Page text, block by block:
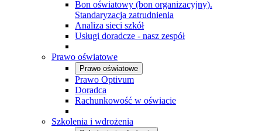
Bon oświatowy (bon organizacyjny).
Standaryzacja zatrudnienia
Analiza sieci szkół
Usługi doradcze - nasz zespół
Prawo oświatowe
Prawo oświatowe
Prawo Optivum
Doradca
Rachunkowość w oświacie
Szkolenia i wdrożenia